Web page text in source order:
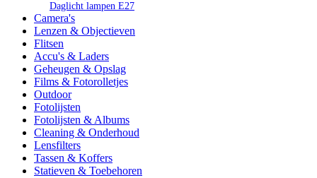
Camera's
Lenzen & Objectieven
Flitsen
Accu's & Laders
Geheugen & Opslag
Films & Fotorolletjes
Outdoor
Fotolijsten
Fotolijsten & Albums
Cleaning & Onderhoud
Lensfilters
Daglicht lampen E27
Tassen & Koffers
Statieven & Toebehoren